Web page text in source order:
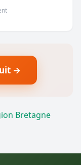
→
Bretagne